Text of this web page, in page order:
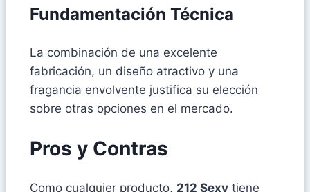
Fundamentación Técnica
La combinación de una excelente
fabricación, un diseño atractivo y una
fragancia envolvente justifica su elección
sobre otras opciones en el mercado.
Pros y Contras
Como cualquier producto, 212 Sexy tiene